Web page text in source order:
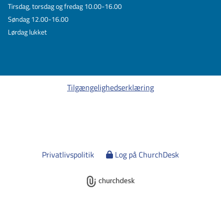
Tirsdag, torsdag og fredag 10.00-16.00
Søndag 12.00-16.00
Lørdag lukket
Tilgængelighedserklæring
Privatlivspolitik Log på ChurchDesk